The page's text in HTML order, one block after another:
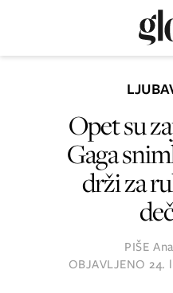
Opet su
Gaga
drži za
PIŠE
OBJAVLJENO 24.